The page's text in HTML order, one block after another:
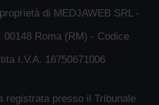
di MEDJAWEB SRL -
00148 Roma (RM) - Codice
I.V.A. 16750671006
registrata presso il Tribunale